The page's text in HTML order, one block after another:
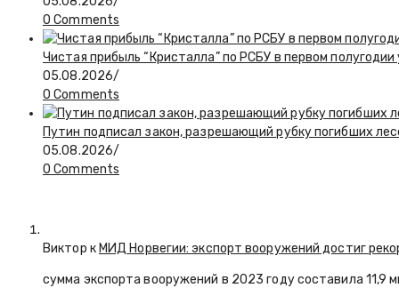
0 Comments
Чистая прибыль “Кристалла” по РСБУ в первом полугодии
05.08.2026/
0 Comments
Путин подписал закон, разрешающий рубку погибших
05.08.2026/
0 Comments
Виктор кМИД Норвегии: экспорт вооружений достиг
сумма экспорта вооружений в 2023 году составила 11,9